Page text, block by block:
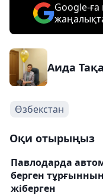
Google-
Аида
Өзбекстан
Оқи отырыңыз
Павлодарда
берген
жіберген